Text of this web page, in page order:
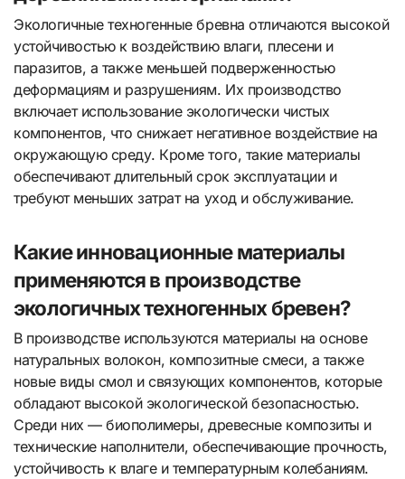
Экологичные техногенные бревна отличаются высокой
устойчивостью к воздействию влаги, плесени и
паразитов, а также меньшей подверженностью
деформациям и разрушениям. Их производство
включает использование экологически чистых
компонентов, что снижает негативное воздействие на
окружающую среду. Кроме того, такие материалы
обеспечивают длительный срок эксплуатации и
требуют меньших затрат на уход и обслуживание.
Какие инновационные материалы
применяются в производстве
экологичных техногенных бревен?
В производстве используются материалы на основе
натуральных волокон, композитные смеси, а также
новые виды смол и связующих компонентов, которые
обладают высокой экологической безопасностью.
Среди них — биополимеры, древесные композиты и
технические наполнители, обеспечивающие прочность,
устойчивость к влаге и температурным колебаниям.